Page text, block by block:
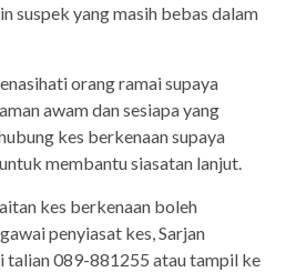
suspek yang masih bebas dalam
orang ramai supaya
awam dan sesiapa yang
kes berkenaan supaya
membantu siasatan lanjut.
kes berkenaan boleh
penyiasat kes, Sarjan
talian 089-881255 atau tampil ke